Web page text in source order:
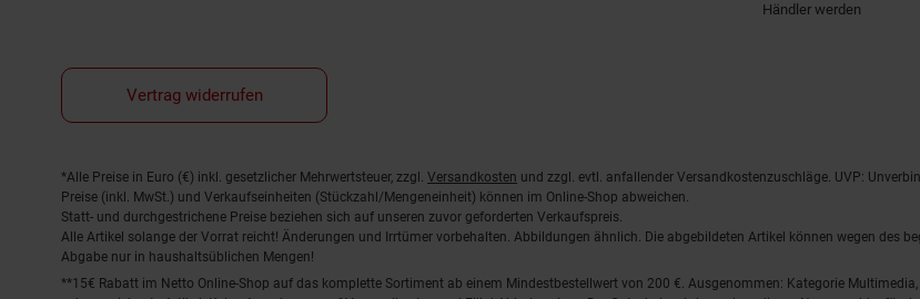
Händler werden
Vertrag widerrufen
Fußnoten
*Alle Preise in Euro (€) inkl. gesetzlicher Mehrwertsteuer, zzgl. Versandkosten und zzgl. evtl. anfallender Versandkostenzuschläge. UVP:
Preise (inkl. MwSt.) und Verkaufseinheiten (Stückzahl/Mengeneinheit) können im Online-Shop abweichen.
Statt- und durchgestrichene Preise beziehen sich auf unseren zuvor geforderten Verkaufspreis.
Alle Artikel solange der Vorrat reicht! Änderungen und Irrtümer vorbehalten. Abbildungen ähnlich. Die abgebildeten Artikel können wegen des
Abgabe nur in haushaltsüblichen Mengen!
**15€ Rabatt im Netto Online-Shop auf das komplette Sortiment ab einem Mindestbestellwert von 200 €. Ausgenommen: Kategorie